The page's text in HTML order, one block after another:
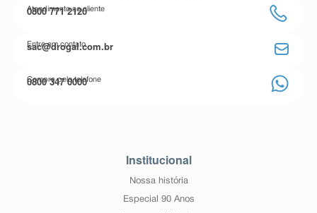
Atendimento ao cliente
0800 771 2120
Entre em contato
sac@drogal.com.br
Compre pelo telefone
0800 347 0000
Institucional
Nossa história
Especial 90 Anos